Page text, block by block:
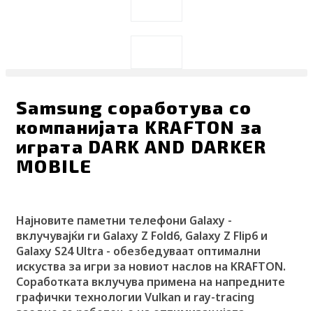
Samsung соработува со
компанијата KRAFTON за
играта DARK AND DARKER
MOBILE
Најновите паметни телефони Galaxy -
вклучувајќи ги Galaxy Z Fold6, Galaxy Z Flip6 и
Galaxy S24 Ultra - обезбедуваат оптимални
искуства за игри за новиот наслов на KRAFTON.
Соработката вклучува примена на напредните
графички технологии Vulkan и ray-tracing